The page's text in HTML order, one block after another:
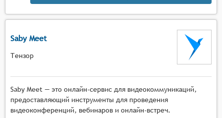
Saby Meet
Тензор
Saby Meet — это онлайн-сервис для видеокоммуникаций,
предоставляющий инструменты для проведения
видеоконференций, вебинаров и онлайн-встреч.